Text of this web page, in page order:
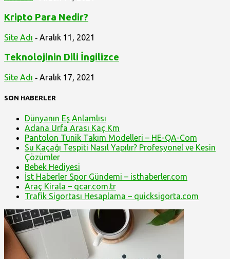
Kripto Para Nedir?
Site Adı - Aralık 11, 2021
Teknolojinin Dili İngilizce
Site Adı - Aralık 17, 2021
SON HABERLER
Dünyanın Eş Anlamlısı
Adana Urfa Arası Kaç Km
Pantolon Tunik Takım Modelleri – HE-QA-Com
Su Kaçağı Tespiti Nasıl Yapılır? Profesyonel ve Kesin
Çözümler
Bebek Hediyesi
İst Haberler Spor Gündemi – isthaberler.com
Araç Kirala – qcar.com.tr
Trafik Sigortası Hesaplama – quicksigorta.com